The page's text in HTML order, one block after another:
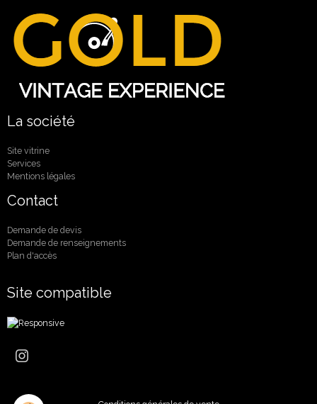
La société
Site vitrine
Services
Mentions légales
Contact
Demande de devis
Demande de renseignements
Plan d'accès
Site compatible